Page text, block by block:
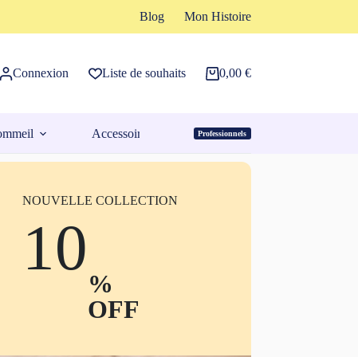
Blog Mon Histoire
Connexion Liste de souhaits
Panier
0,00 €
Accessoires Espace Pro
Professionnels
NOUVELLE COLLECTION
10
%
OFF